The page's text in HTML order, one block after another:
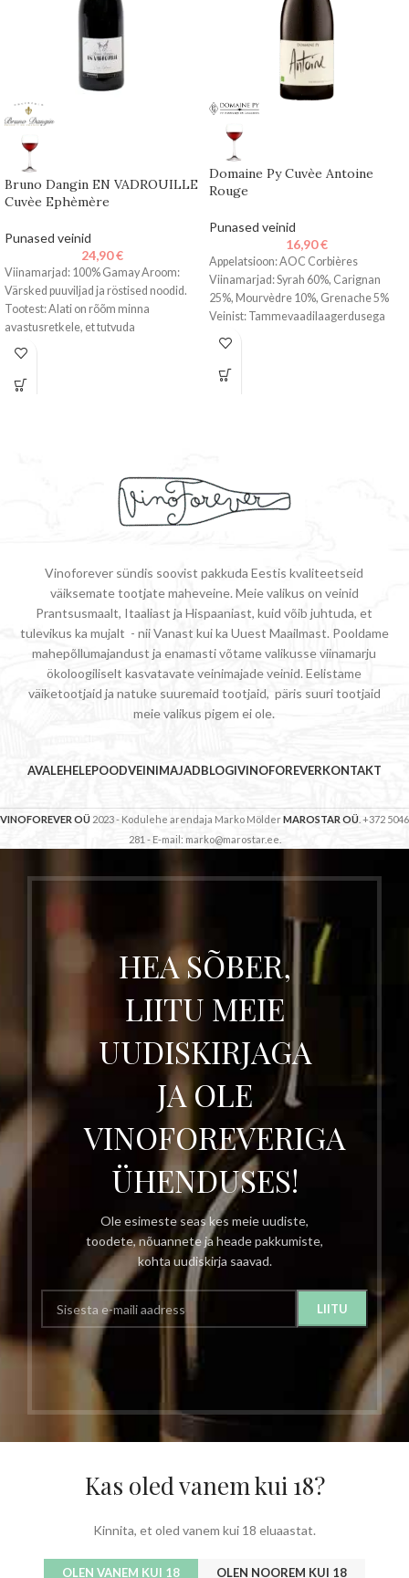
Bruno Dangin EN VADROUILLE
Cuvèe Ephèmère
Punased veinid
24,90€
Viinamarjad: 100% Gamay Aroom:
Värsked puuviljad ja röstised noodid.
Tootest: Alati on rõõm minna
avastusretkele, et tutvuda
Prantsusmaa veinipiirkondade kauni
Domaine Py Cuvèe Antoine
Rouge
Punased veinid
16,90€
Appelatsioon: AOC Corbières
Viinamarjad: Syrah 60%, Carignan
25%, Mourvèdre 10%, Grenache 5%
Veinist: Tammevaadilaagerdusega
lopsakas punane kuiv vein. Aroomis ja
maitses
Vinoforever sündis soovist pakkuda Eestis kvaliteetseid
väiksemate tootjate maheveine. Meie valikus on veinid
Prantsusmaalt, Itaaliast ja Hispaaniast, kuid võib juhtuda, et
tulevikus ka mujalt - nii Vanast kui ka Uuest Maailmast. Pooldame
mahepõllumajandust ja enamasti võtame valikusse viinamarju
ökoloogiliselt kasvatavate veinimajade veinid. Eelistame
väiketootjaid ja natuke suuremaid tootjaid, päris suuri tootjaid
meie valikus pigem ei ole.
AVALEHELEPOODVEINIMAJADBLOGIVINOFOREVERKONTAKT
VINOFOREVER OÜ 2023 - Kodulehe arendaja Marko MölderMAROSTAR OÜ . +372 5046
281 - E-mail: marko@marostar.ee.
HEA SÕBER,
LIITU MEIE
UUDISKIRJAGA
JA OLE
VINOFOREVERIGA
ÜHENDUSES!
Ole esimeste seas kes meie uudiste,
toodete, nõuannete ja heade pakkumiste,
kohta uudiskirja saavad.
Kas oled vanem kui 18?
Kinnita, et oled vanem kui 18 eluaastat.
OLEN VANEM KUI 18 OLEN NOOREM KUI 18